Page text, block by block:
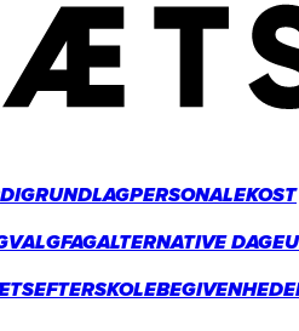
PERSONALEKOST
VALGFAGALTERNATIVE DAGE